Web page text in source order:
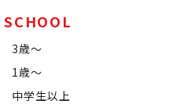
SCHOOL
3歳～
1歳～
中学生以上